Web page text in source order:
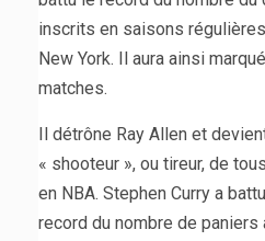
inscrits en saisons
New York. Il aura ainsi
matches.
Il détrône Ray Allen et
« shooteur », ou tireur, de
en NBA. Stephen Curry a
record du nombre de